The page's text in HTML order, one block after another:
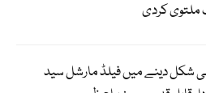
کردی
شکل دینے میں فیلڈ مارشل سید